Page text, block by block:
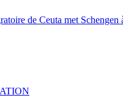
de Ceuta met Schengen